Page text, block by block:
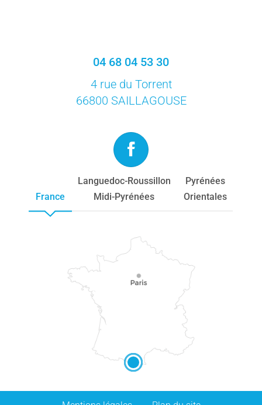
04 68 04 53 30
4 rue du Torrent
66800 SAILLAGOUSE
France
Languedoc-Roussillon
Midi-Pyrénées
Pyrénées
Orientales